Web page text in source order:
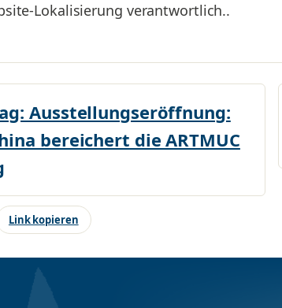
Lokalisierung verantwortlich..
Ausstellungseröffnung:
bereichert die ARTMUC
Link kopieren